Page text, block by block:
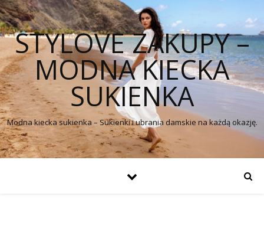
STYLOVE ZAKUPY –
MODNA KIECKA
SUKIENKA
Modna kiecka sukienka – Sukienki i ubrania damskie na każdą okazję.